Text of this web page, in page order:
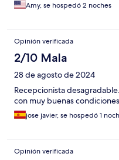
Amy, se hospedó 2 noches
Opinión verificada
2/10 Mala
28 de agosto de 2024
Recepcionista
con muy buenas
jose javier, se hospedó 1
Opinión verificada